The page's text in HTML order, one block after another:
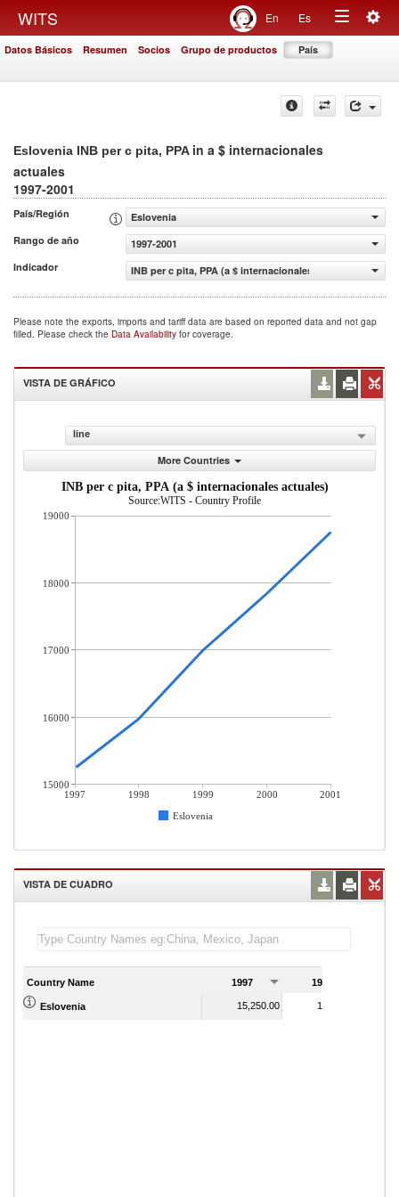
WITS En Es
Toggle
Datos Básicos Resumen Socios Grupo de productos País
Eslovenia INB per c pita, PPA in a $ internacionales
actuales
1997-2001
País/Región
Eslovenia
Rango de año
1997-2001
Indicador
INB per c pita, PPA (a $ internacionales actuales)
Please note the exports, imports and tariff data are based on reported data and not gap
filled. Please check the Data Availability for coverage.
VISTA DE GRÁFICO
line
More Countries
INB per c pita, PPA (a $ internacionales actuales)
Source:WITS - Country Profile
1997 1998 1999 2000
2001
Eslovenia
19000
18000
17000
16000
15000
VISTA DE CUADRO
Country Name 1997 1998
Eslovenia 15,250.00 15,970.00